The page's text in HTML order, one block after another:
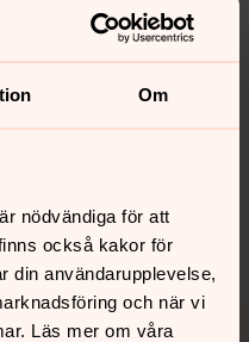
Om
nödvändiga för att
också kakor för
din användarupplevelse,
och när vi
Läs mer om våra
på sidans